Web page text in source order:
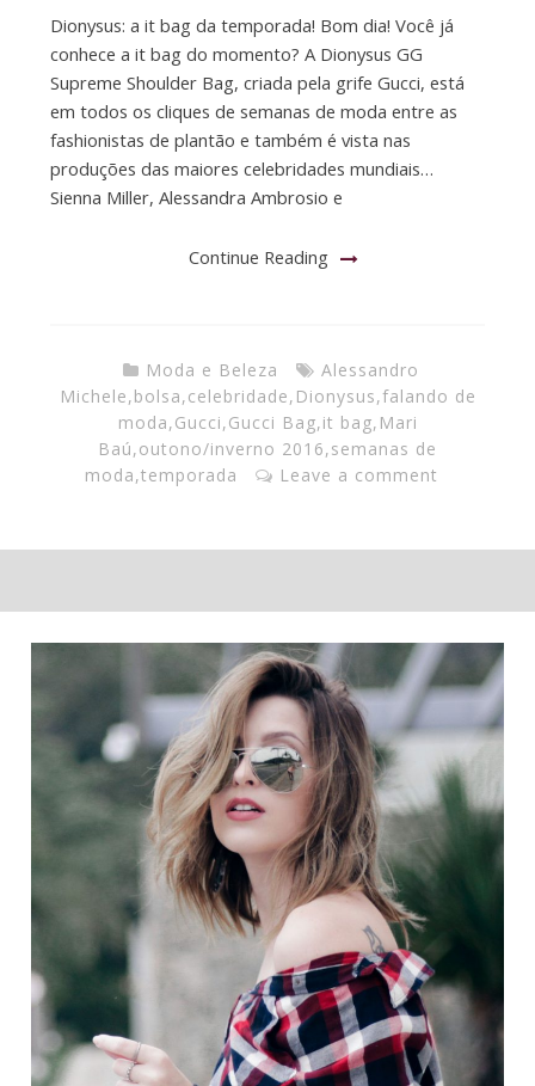
Dionysus: a it bag da temporada! Bom dia! Você já
conhece a it bag do momento? A Dionysus GG
Supreme Shoulder Bag, criada pela grife Gucci, está
em todos os cliques de semanas de moda entre as
fashionistas de plantão e também é vista nas
produções das maiores celebridades mundiais…
Sienna Miller, Alessandra Ambrosio e
Continue Reading
Moda e Beleza
Alessandro
Michele,bolsa,celebridade, Dionysus,falando de
moda,Gucci,Gucci Bag,it bag, Mari
Baú,outono/inverno 2016,semanas de
moda,temporada Leave a comment